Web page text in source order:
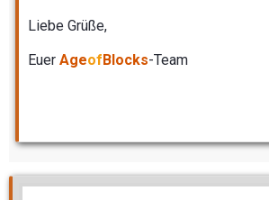
Liebe Grüße,
Euer AgeofBlocks-Team